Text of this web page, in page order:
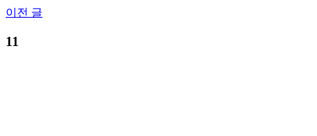
Skip
content
이전 글
11